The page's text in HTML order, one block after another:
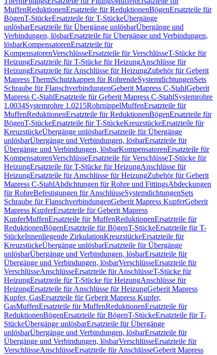
MuffenReduktionenErsatzteile für ReduktionenBögenErsatzteile für
BögenT-StückeErsatzteile für T-StückeÜbergänge
unlösbarErsatzteile für Übergänge unlösbarÜbergänge und
Verbindungen, lösbarErsatzteile für Übergänge und Verbindungen,
lösbarKompensatorenErsatzteile für
KompensatorenVerschlüsseErsatzteile für VerschlüsseT-Stücke für
HeizungErsatzteile für T-Stücke für HeizungAnschlüsse für
HeizungErsatzteile für Anschlüsse für HeizungZubehör für Geberit
Mapress ThermSchutzkappen für RohrendeSystemdichtungenSets
Schraube für FlanschverbindungenGeberit Mapress C-StahlGeberit
Mapress C-StahlErsatzteile für Geberit Mapress C-StahlSystemrohre
1.0034Systemrohre 1.0215RohrnippelMuffenErsatzteile für
MuffenReduktionenErsatzteile für ReduktionenBögenErsatzteile für
BögenT-StückeErsatzteile für T-StückeKreuzstückeErsatzteile für
KreuzstückeÜbergänge unlösbarErsatzteile für Übergänge
unlösbarÜbergänge und Verbindungen, lösbarErsatzteile für
Übergänge und Verbindungen, lösbarKompensatorenErsatzteile für
KompensatorenVerschlüsseErsatzteile für VerschlüsseT-Stücke für
HeizungErsatzteile für T-Stücke für HeizungAnschlüsse für
HeizungErsatzteile für Anschlüsse für HeizungZubehör für Geberit
Mapress C-StahlAbdichtungen für Rohre und FittingsAbdeckungen
für RohreBefestigungen für AnschlüsseSystemdichtungenSets
Schraube für FlanschverbindungenGeberit Mapress KupferGeberit
Mapress KupferErsatzteile für Geberit Mapress
KupferMuffenErsatzteile für MuffenReduktionenErsatzteile für
ReduktionenBögenErsatzteile für BögenT-StückeErsatzteile für T-
StückeInnenliegende ZirkulationKreuzstückeErsatzteile für
KreuzstückeÜbergänge unlösbarErsatzteile für Übergänge
unlösbarÜbergänge und Verbindungen, lösbarErsatzteile für
Übergänge und Verbindungen, lösbarVerschlüsseErsatzteile für
VerschlüsseAnschlüsseErsatzteile für AnschlüsseT-Stücke für
HeizungErsatzteile für T-Stücke für HeizungAnschlüsse für
HeizungErsatzteile für Anschlüsse für HeizungGeberit Mapress
Kupfer, GasErsatzteile für Geberit Mapress Kupfer,
GasMuffenErsatzteile für MuffenReduktionenErsatzteile für
ReduktionenBögenErsatzteile für BögenT-StückeErsatzteile für T-
StückeÜbergänge unlösbarErsatzteile für Übergänge
unlösbarÜbergänge und Verbindungen, lösbarErsatzteile für
Übergänge und Verbindungen, lösbarVerschlüsseErsatzteile für
VerschlüsseAnschlüsseErsatzteile für AnschlüsseGeberit Mapress